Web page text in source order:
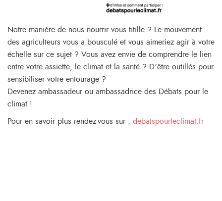
Notre manière de nous nourrir vous titille ? Le mouvement
des agriculteurs vous a bousculé et vous aimeriez agir à votre
échelle sur ce sujet ? Vous avez envie de comprendre le lien
entre votre assiette, le climat et la santé ? D’être outillés pour
sensibiliser votre entourage ?
Devenez ambassadeur ou ambassadrice des Débats pour le
climat !
Pour en savoir plus rendez-vous sur : debatspourleclimat.fr